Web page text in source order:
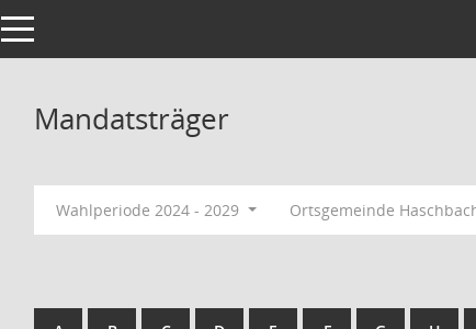
Toggle navigation
Mandatsträger
Wahlperiode 2024 - 2029 Ortsgemeinde